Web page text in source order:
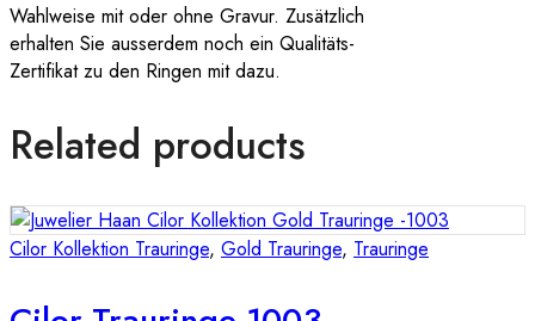
Wahlweise mit oder ohne Gravur. Zusätzlich
erhalten Sie ausserdem noch ein Qualitäts-
Zertifikat zu den Ringen mit dazu.
Related products
Cilor Kollektion Trauringe, Gold Trauringe, Trauringe